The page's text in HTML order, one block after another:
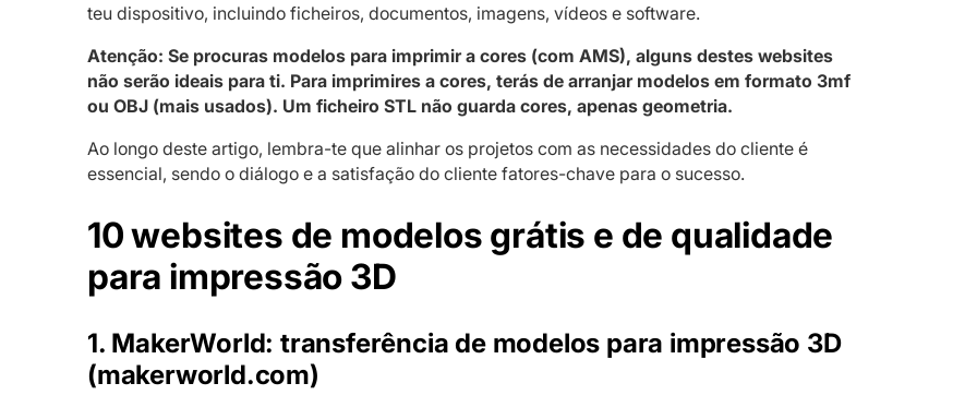
teu dispositivo, incluindo ficheiros, documentos, imagens, vídeos e software.
Atenção: Se procuras modelos para imprimir a cores (com AMS), alguns destes websites
não serão ideais para ti. Para imprimires a cores, terás de arranjar modelos em formato 3mf
ou OBJ (mais usados). Um ficheiro STL não guarda cores, apenas geometria.
Ao longo deste artigo, lembra-te que alinhar os projetos com as necessidades do cliente é
essencial, sendo o diálogo e a satisfação do cliente fatores-chave para o sucesso.
10 websites de modelos grátis e de qualidade
para impressão 3D
1. MakerWorld: transferência de modelos para impressão 3D
(makerworld.com)